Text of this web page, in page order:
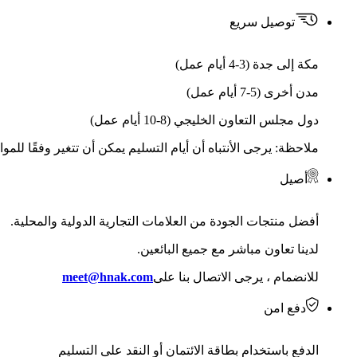
توصيل سريع
مكة إلى جدة (3-4 أيام عمل)
مدن أخرى (5-7 أيام عمل)
دول مجلس التعاون الخليجي (8-10 أيام عمل)
ملاحظة: يرجى الأنتباه أن أيام التسليم يمكن أن تتغير وفقًا
أصيل
أفضل منتجات الجودة من العلامات التجارية الدولية والمحلية.
لدينا تعاون مباشر مع جميع البائعين.
للانضمام ، يرجى الاتصال بنا علىmeet@hnak.com
دفع امن
الدفع باستخدام بطاقة الائتمان أو النقد على التسليم